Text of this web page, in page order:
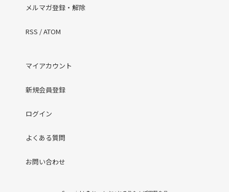
メルマガ登録・解除
RSS /ATOM
マイアカウント
新規会員登録
ログイン
よくある質問
お問い合わせ